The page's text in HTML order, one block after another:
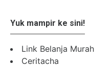
Yuk mampir ke sini!
Link Belanja Murah
Ceritacha